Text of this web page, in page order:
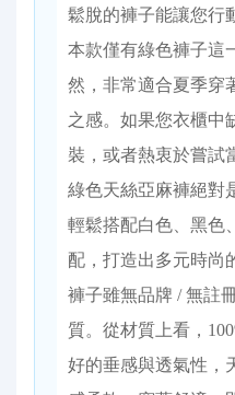
鬆脫的褲子能讓您行
本款僅有綠色褲子這
然，非常適合夏季穿
之感。如果您衣櫃中
裝，或者熱衷於嘗試
綠色天絲亞麻褲絕對
輕鬆搭配白色、黑色
配，打造出多元時尚
褲子雖無品牌 / 無註
質。從材質上看，
好的垂感與透氣性，